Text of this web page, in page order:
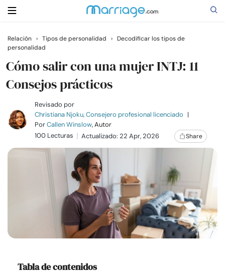
Buscar
Casarse
Relaciones
Familia
Recursos
Comunidad
Relación › Tipos de personalidad ›
Decodificar los tipos de
personalidad
Cómo salir con una mujer INTJ: 11
Consejos prácticos
Revisado por
Christiana Njoku, Consejero profesional licenciado |
PorCallen Winslow, Autor
100 Lecturas
Actualizado: 22 Apr, 2026 Share
Tabla de contenidos